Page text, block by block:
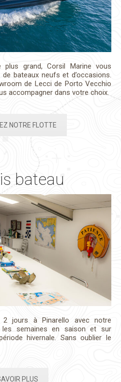
plus grand, Corsil Marine vous
bateaux neufs et d’occasions.
de Lecci de Porto Vecchio
accompagner dans votre choix.
NOTRE FLOTTE
bateau
jours à Pinarello avec notre
les semaines en saison et sur
hivernale. Sans oublier le
PLUS